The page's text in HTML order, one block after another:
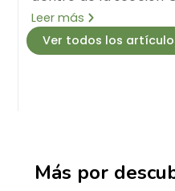
Leer más
Ver todos los
Más por